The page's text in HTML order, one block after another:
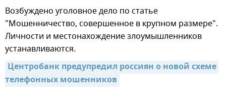
Возбуждено уголовное дело по статье
"Мошенничество, совершенное в крупном размере".
Личности и местонахождение злоумышленников
устанавливаются.
Центробанк предупредил россиян о новой схеме
телефонных мошенников